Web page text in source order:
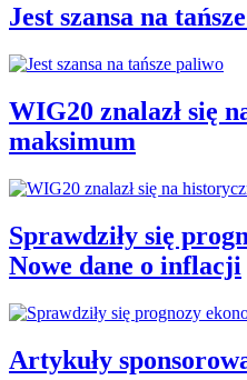
Jest szansa na
WIG20 znalazł się
maksimum
Sprawdziły się
Nowe dane o inflacji
Artykuły